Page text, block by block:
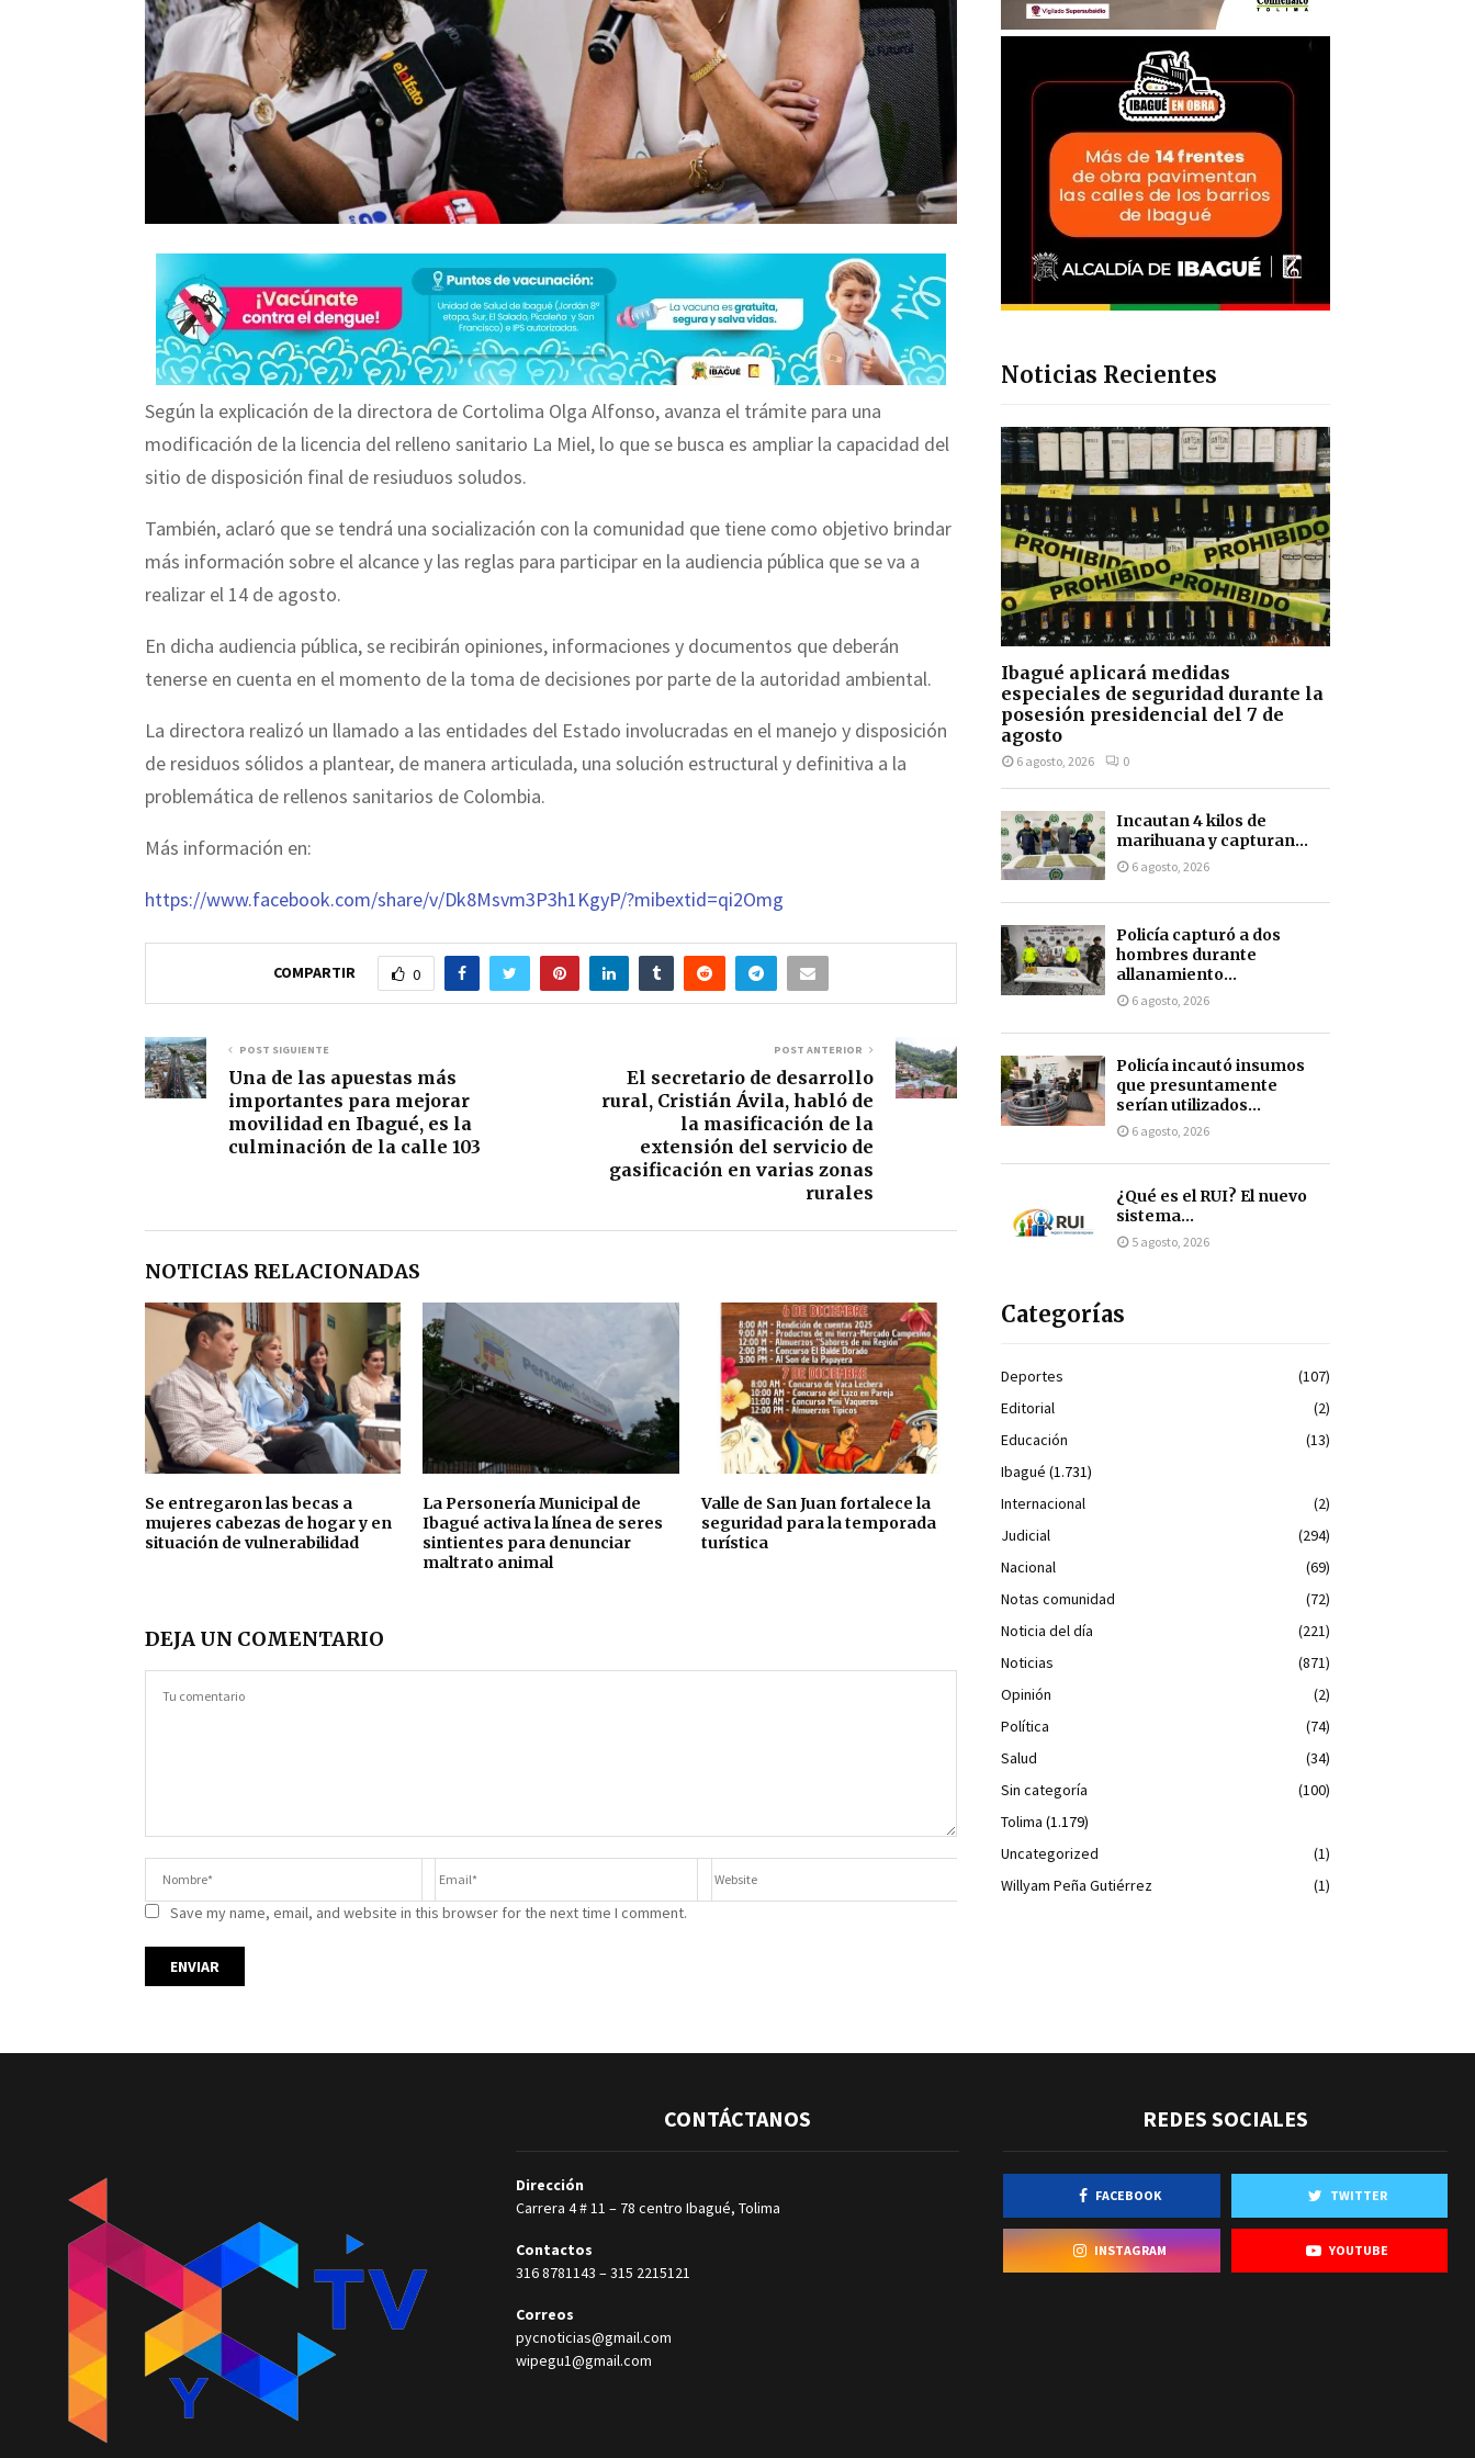
Según la explicación de la directora de Cortolima Olga Alfonso, avanza el trámite para una
modificación de la licencia del relleno sanitario La Miel, lo que se busca es ampliar la capacidad del
sitio de disposición final de resiuduos soludos.
También, aclaró que se tendrá una socialización con la comunidad que tiene como objetivo brindar
más información sobre el alcance y las reglas para participar en la audiencia pública que se va a
realizar el 14 de agosto.
En dicha audiencia pública, se recibirán opiniones, informaciones y documentos que deberán
tenerse en cuenta en el momento de la toma de decisiones por parte de la autoridad ambiental.
La directora realizó un llamado a las entidades del Estado involucradas en el manejo y disposición
de residuos sólidos a plantear, de manera articulada, una solución estructural y definitiva a la
problemática de rellenos sanitarios de Colombia.
Más información en:
https://www.facebook.com/share/v/Dk8Msvm3P3h1KgyP/?mibextid=qi2Omg
COMPARTIR 0
POST SIGUIENTE
Una de las apuestas más
importantes para mejorar
movilidad en Ibagué, es la
culminación de la calle 103
POST ANTERIOR
El secretario de desarrollo
rural, Cristián Ávila, habló de
la masificación de la
extensión del servicio de
gasificación en varias zonas
rurales
NOTICIAS RELACIONADAS
Se entregaron las becas a
mujeres cabezas de hogar y en
situación de vulnerabilidad
La Personería Municipal de
Ibagué activa la línea de seres
sintientes para denunciar
maltrato animal
Valle de San Juan fortalece la
seguridad para la temporada
turística
DEJA UN COMENTARIO
Save my name, email, and website in this browser for the next time I comment.
Noticias Recientes
Ibagué aplicará medidas
especiales de seguridad durante la
posesión presidencial del 7 de
agosto
6 agosto, 2026 0
Incautan 4 kilos de
marihuana y capturan...
6 agosto, 2026
Policía capturó a dos
hombres durante
allanamiento...
6 agosto, 2026
Policía incautó insumos
que presuntamente
serían utilizados...
6 agosto, 2026
¿Qué es el RUI? El nuevo
sistema...
5 agosto, 2026
Categorías
Deportes
(107)
Editorial
(2)
Educación
(13)
Ibagué (1.731)
Internacional
(2)
Judicial
(294)
Nacional
(69)
Notas comunidad
(72)
Noticia del día
(221)
Noticias
(871)
Opinión
(2)
Política
(74)
Salud
(34)
Sin categoría
(100)
Tolima (1.179)
Uncategorized
(1)
Willyam Peña Gutiérrez
(1)
CONTÁCTANOS
Dirección
Carrera 4 # 11 – 78 centro Ibagué, Tolima
Contactos
316 8781143 –315 2215121
Correos
pycnoticias@gmail.com
wipegu1@gmail.com
REDES SOCIALES
FACEBOOK TWITTER
INSTAGRAM YOUTUBE